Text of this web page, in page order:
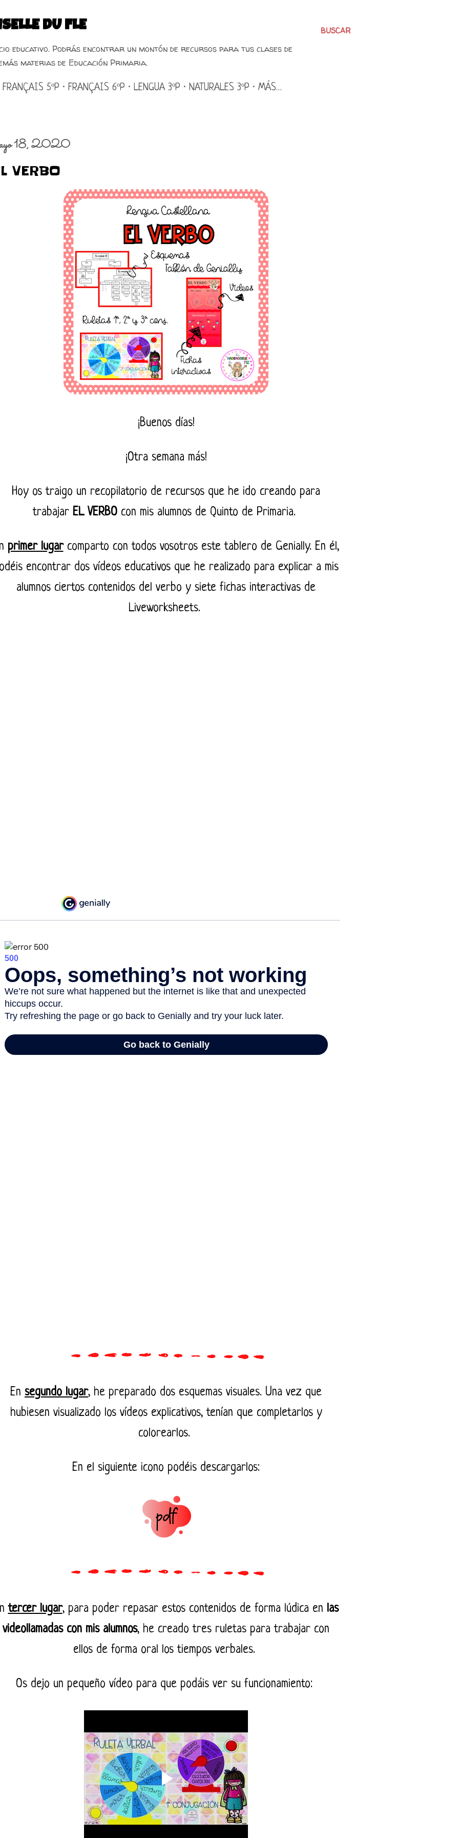
BUSCAR
DU FLE
educativo. Podrás encontrar un montón de recursos para tus clases de
materias de Educación Primaria.
FRANÇAIS 5ºP FRANÇAIS 6ºP LENGUA 3ºP NATURALES 3ºP MÁS…
18, 2020
VERBO
¡Buenos días!
¡Otra semana más!
Hoy os traigo un recopilatorio de recursos que he ido creando para
trabajar EL VERBO con mis alumnos de Quinto de Primaria.
primer lugarcomparto con todos vosotros este tablero de Genially. En él,
encontrar dos vídeos educativos que he realizado para explicar a mis
alumnos ciertos contenidos del verbo y siete fichas interactivas de
Liveworksheets.
En segundo lugar, he preparado dos esquemas visuales. Una vez que
hubiesen visualizado los vídeos explicativos, tenían que completarlos y
colorearlos.
En el siguiente icono podéis descargarlos:
tercer lugar, para poder repasar estos contenidos de forma lúdica en las
videollamadas con mis alumnos, he creado tres ruletas para trabajar con
ellos de forma oral los tiempos verbales.
Os dejo un pequeño vídeo para que podáis ver su funcionamiento: